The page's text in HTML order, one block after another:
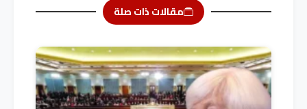
مقالات ذات صلة